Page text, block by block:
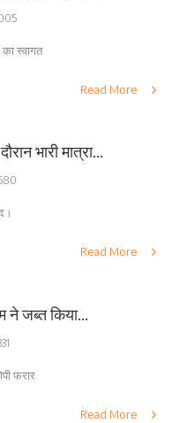
का स्वागत
Read More
भारी मात्रा...
Read More
ने जब्त किया...
फरार
Read More